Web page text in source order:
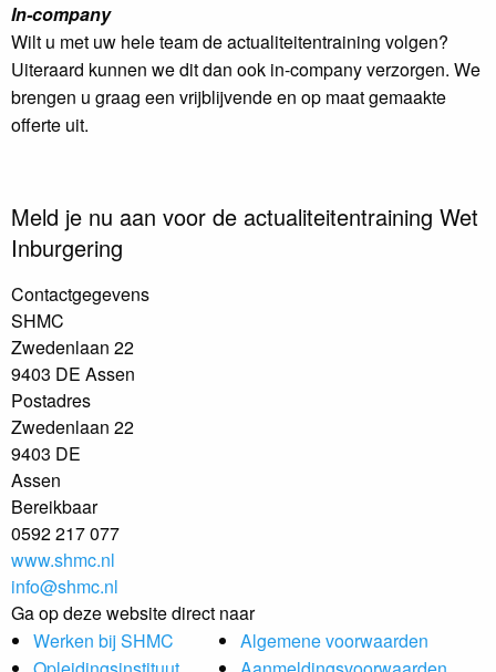
In-company
Wilt u met uw hele team de actualiteitentraining volgen?
Uiteraard kunnen we dit dan ook in-company verzorgen. We
brengen u graag een vrijblijvende en op maat gemaakte
offerte uit.
Meld je nu aan voor de actualiteitentraining Wet
Inburgering
Contactgegevens
SHMC
Zwedenlaan 22
9403 DE Assen
Postadres
Zwedenlaan 22
9403 DE
Assen
Bereikbaar
0592 217 077
www.shmc.nl
info@shmc.nl
Ga op deze website direct naar
Werken bij SHMC
Algemene voorwaarden